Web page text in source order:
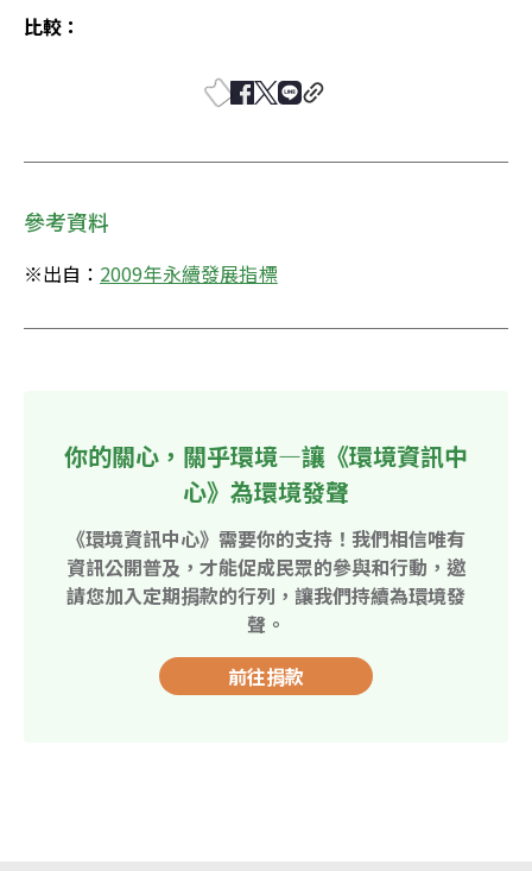
比較：
參考資料
※出自： 2009年永續發展指標
你的關心，關乎環境—讓《環境資訊中
心》為環境發聲
《環境資訊中心》需要你的支持！我們相信唯有
資訊公開普及，才能促成民眾的參與和行動，邀
請您加入定期捐款的行列，讓我們持續為環境發
聲。
前往捐款